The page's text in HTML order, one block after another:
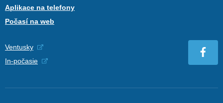
Aplikace na telefony
Počasí na web
Ventusky
In-počasie